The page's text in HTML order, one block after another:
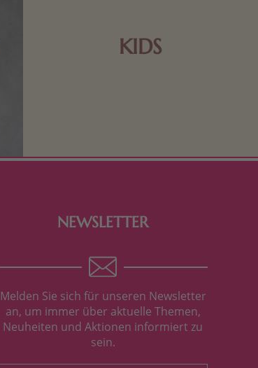
KIDS
NEWSLETTER
Melden Sie sich für unseren Newsletter
an, um immer über aktuelle Themen,
Neuheiten und Aktionen informiert zu
sein.